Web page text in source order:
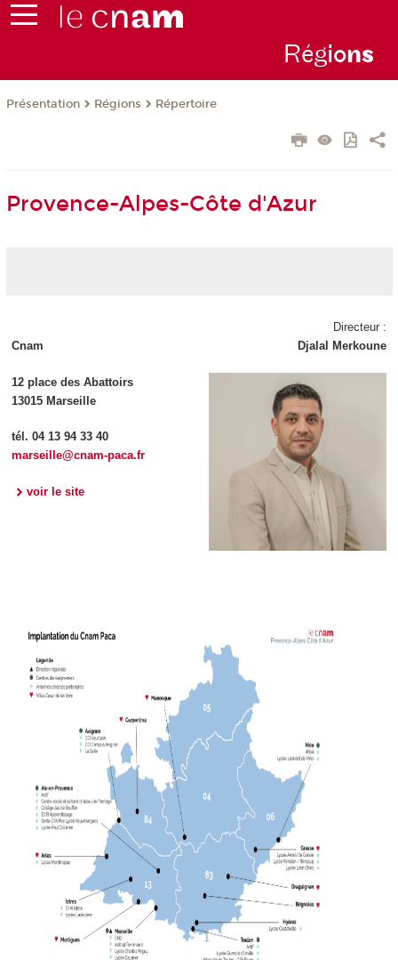
Régions
Présentation Régions Répertoire
Provence-Alpes-Côte d'Azur
Cnam
12 place des Abattoirs
13015 Marseille
tél. 04 13 94 33 40
marseille@cnam-paca.fr
voir le site
Directeur :
Djalal Merkoune